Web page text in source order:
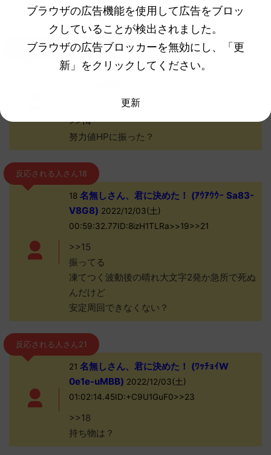
なんで嘘つくの？
反応される人さん15
15
名無しさん、君に決めた！ (ﾜｯﾁｮｲW
00:57:29.78ID:+C9U1GuF0>>18
>>14
努力値HPに振った？
反応される人さん18
18名無しさん、君に決めた！ (ｱｳｱｳｳｰ Sa83-
V8G8) 2022/12/03(土)
00:59:32.77ID:8izH1TLRa>>19>>21
>>15
振ってる
凍てつく波動後の晴れ大文字2発か急所で死ぬ
んだけど
安定周回できなくない？
反応される人さん21
21 名無しさん、君に決めた！ (ﾜｯﾁｮｲW
0e1e-uMBB) 2022/12/03(土)
01:02:14.45ID:+C9U1GuF0>>23
>>18
持ち物は？
ブラウザの広告機能を使用して広告をブロッ
クしていることが検出されました。
ブラウザの広告ブロッカーを無効にし、「更
新」をクリックしてください。
更新